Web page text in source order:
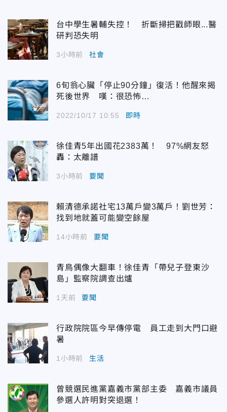
台中學生暑輔失控！ 折斷掃把戳師眼...醫
研判恐失明
3小時前 社會
6旬翁心臟「停止90分鐘」復活！他醒來揭
死後世界 嘆：很恐怖…
2022/10/17 10:55 即時
徐佳青5年出國花2383萬！ 97%網友怒
轟：太離譜
3小時前 要聞
賴清德承諾社宅13萬戶變3萬戶！劉世芳：
找到地就蓋可能變空餘屋
14小時前 要聞
青鳥偶像大翻車！徐佳青「帶兒子登東沙
島」監察院調查出爐
1天前 要聞
行政院院區今早傳停電 員工走到大門口避
暑
1小時前 生活
曾競選民進黨嘉義市黨部主委 嘉義市議員
參選人許明對突退選！